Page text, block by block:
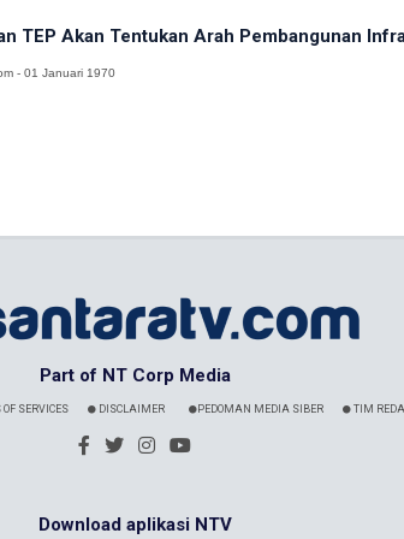
TEP Akan Tentukan Arah Pembangunan
- 01 Januari 1970
Part of NT Corp Media
SERVICES DISCLAIMER PEDOMAN MEDIA SIBER TIM
Download aplikasi NTV